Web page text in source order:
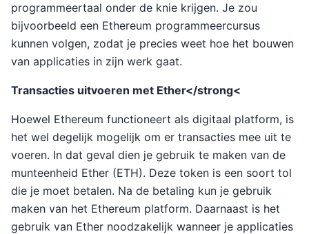
programmeertaal onder de knie krijgen. Je zou
bijvoorbeeld een Ethereum programmeercursus
kunnen volgen, zodat je precies weet hoe het bouwen
van applicaties in zijn werk gaat.
Transacties uitvoeren met Ether</strong<
Hoewel Ethereum functioneert als digitaal platform, is
het wel degelijk mogelijk om er transacties mee uit te
voeren. In dat geval dien je gebruik te maken van de
munteenheid Ether (ETH). Deze token is een soort tol
die je moet betalen. Na de betaling kun je gebruik
maken van het Ethereum platform. Daarnaast is het
gebruik van Ether noodzakelijk wanneer je applicaties